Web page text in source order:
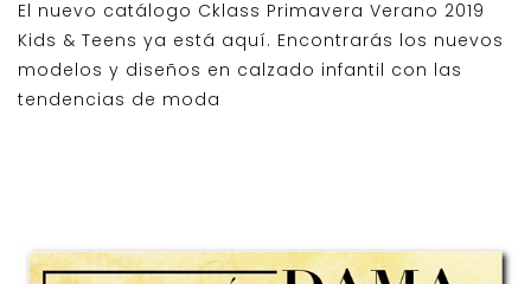
El nuevo catálogo Cklass Primavera Verano 2019
Kids & Teens ya está aquí. Encontrarás los nuevos
modelos y diseños en calzado infantil con las
tendencias de moda